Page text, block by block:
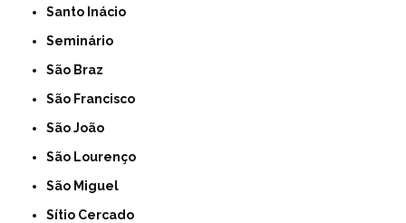
Santo Inácio
Seminário
São Braz
São Francisco
São João
São Lourenço
São Miguel
Sítio Cercado